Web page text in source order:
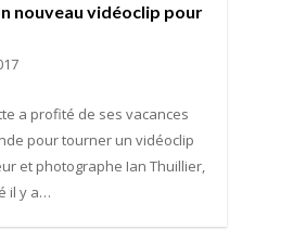
nouveau vidéoclip pour
a profité de ses vacances
pour tourner un vidéoclip
et photographe Ian Thuillier,
il y a…